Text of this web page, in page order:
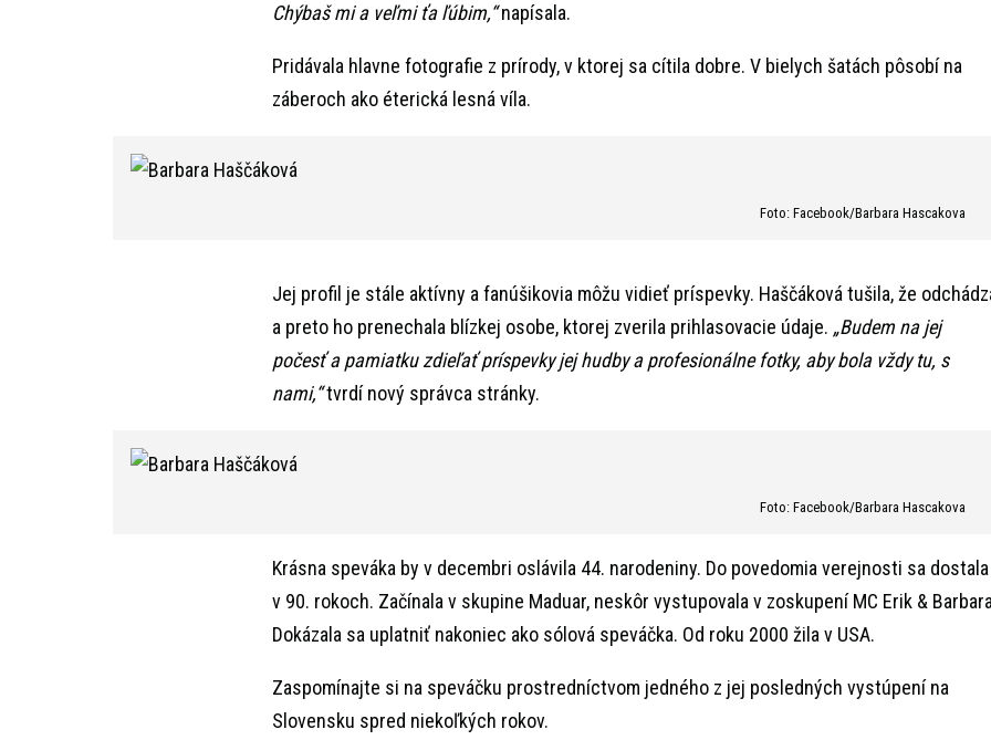
Chýbaš mi a veľmi ťa ľúbim,“napísala.
Pridávala hlavne fotografie z prírody, v ktorej sa cítila dobre. V bielych šatách pôsobí na
záberoch ako éterická lesná víla.
Foto: Facebook/Barbara Hascakova
Jej profil je stále aktívny a fanúšikovia môžu vidieť príspevky. Haščáková tušila, že
a preto ho prenechala blízkej osobe, ktorej zverila prihlasovacie údaje. „Budem na jej
počesť a pamiatku zdieľať príspevky jej hudby a profesionálne fotky, aby bola vždy tu, s
nami,“tvrdí nový správca stránky.
Foto: Facebook/Barbara Hascakova
Krásna speváka by v decembri oslávila 44. narodeniny. Do povedomia verejnosti sa dostala
v 90. rokoch. Začínala v skupine Maduar, neskôr vystupovala v zoskupení MC Erik &
Dokázala sa uplatniť nakoniec ako sólová speváčka. Od roku 2000 žila v USA.
Zaspomínajte si na speváčku prostredníctvom jedného z jej posledných vystúpení na
Slovensku spred niekoľkých rokov.